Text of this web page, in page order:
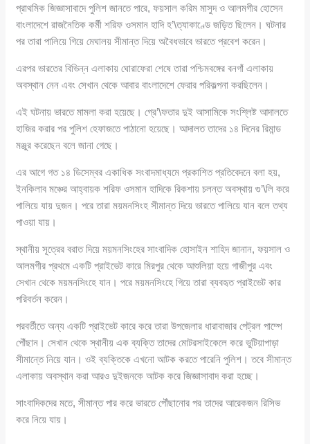
প্রাথমিক জিজ্ঞাসাবাদে পুলিশ জানতে পারে, ফয়সাল করিম মাসুদ ও আলমগীর হোসেন
বাংলাদেশে রাজনৈতিক কর্মী শরিফ ওসমান হাদি হ’\ত্যাকাণ্ডে জড়িত ছিলেন। ঘটনার
পর তারা পালিয়ে গিয়ে মেঘালয় সীমান্ত দিয়ে অবৈধভাবে ভারতে প্রবেশ করেন।
এরপর ভারতের বিভিন্ন এলাকায় ঘোরাফেরা শেষে তারা পশ্চিমবঙ্গের বনগাঁ এলাকায়
অবস্থান নেন এবং সেখান থেকে আবার বাংলাদেশে ফেরার পরিকল্পনা করছিলেন।
এই ঘটনায় ভারতে মামলা করা হয়েছে। গ্রে’\ফতার দুই আসামিকে সংশ্লিষ্ট আদালতে
হাজির করার পর পুলিশ হেফাজতে পাঠানো হয়েছে। আদালত তাদের ১৪ দিনের রিমান্ড
মঞ্জুর করেছেন বলে জানা গেছে।
এর আগে গত ১৪ ডিসেম্বর একাধিক সংবাদমাধ্যমে প্রকাশিত প্রতিবেদনে বলা হয়,
ইনকিলাব মঞ্চের আহ্বায়ক শরিফ ওসমান হাদিকে রিকশায় চলন্ত অবস্থায় গু’\লি করে
পালিয়ে যায় দুজন। পরে তারা ময়মনসিংহ সীমান্ত দিয়ে ভারতে পালিয়ে যান বলে তথ্য
পাওয়া যায়।
স্থানীয় সূত্রের বরাত দিয়ে ময়মনসিংহের সাংবাদিক হোসাইন শাহিদ জানান, ফয়সাল ও
আলমগীর প্রথমে একটি প্রাইভেট কারে মিরপুর থেকে আশুলিয়া হয়ে গাজীপুর এবং
সেখান থেকে ময়মনসিংহে যান। পরে ময়মনসিংহে গিয়ে তারা ব্যবহৃত প্রাইভেট কার
পরিবর্তন করেন।
পরবর্তীতে অন্য একটি প্রাইভেট কারে করে তারা উপজেলার ধারাবাজার পেট্রল পাম্পে
পৌঁছান। সেখান থেকে স্থানীয় এক ব্যক্তি তাদের মোটরসাইকেলে করে ভুটিয়াপাড়া
সীমান্তে নিয়ে যান। ওই ব্যক্তিকে এখনো আটক করতে পারেনি পুলিশ। তবে সীমান্ত
এলাকায় অবস্থান করা আরও দুইজনকে আটক করে জিজ্ঞাসাবাদ করা হচ্ছে।
সাংবাদিকদের মতে, সীমান্ত পার করে ভারতে পৌঁছানোর পর তাদের আরেকজন রিসিভ
করে নিয়ে যায়।